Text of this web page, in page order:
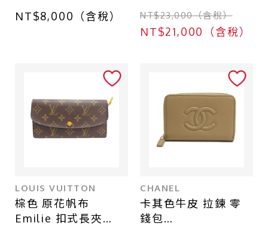
【PRADA 普拉達】
NT$8,000（含稅）
零錢包【CHANEL 香
奈兒】 AP0949
NT$23,000（含稅）
NT$21,000（含稅）
LOUIS VUITTON
棕色 原花帆布
Emilie 扣式長夾
CHANEL
卡其色牛皮 拉鍊 零
錢包